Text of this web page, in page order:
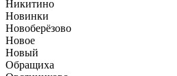
Никитино
Новинки
Новоберёзово
Новое
Новый
Обращиха